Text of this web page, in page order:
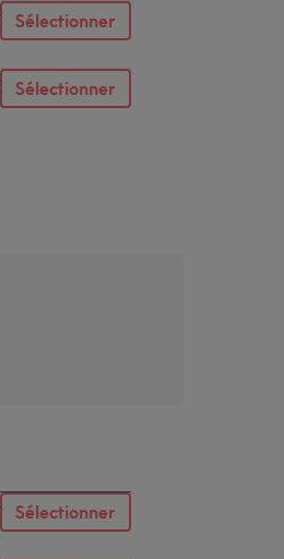
Sélectionner
Sélectionner
Sélectionner